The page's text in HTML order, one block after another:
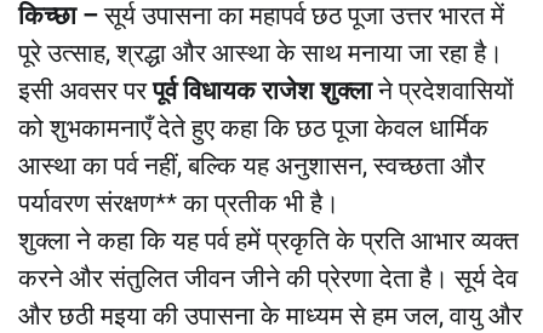
किच्छा –सूर्य उपासना का महापर्व छठ पूजा उत्तर भारत में
पूरे उत्साह, श्रद्धा और आस्था के साथ मनाया जा रहा है।
इसी अवसर परपूर्व विधायक राजेश शुक्लाने प्रदेशवासियों
को शुभकामनाएँ देते हुए कहा कि छठ पूजा केवल धार्मिक
आस्था का पर्व नहीं, बल्कि यह अनुशासन, स्वच्छता और
पर्यावरण संरक्षण** का प्रतीक भी है।
शुक्ला ने कहा कि यह पर्व हमें प्रकृति के प्रति आभार व्यक्त
करने और संतुलित जीवन जीने की प्रेरणा देता है। सूर्य देव
और छठी मइया की उपासना के माध्यम से हम जल, वायु और